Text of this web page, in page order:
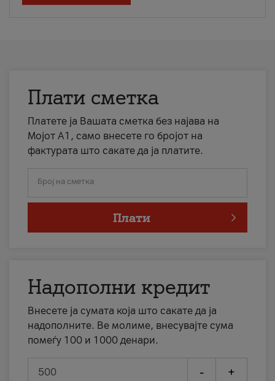
Плати сметка
Платете ја Вашата сметка без најава на
Мојот А1, само внесете го бројот на
фактурата што сакате да ја платите.
Број на сметка
Плати
Надополни кредит
Внесете ја сумата која што сакате да ја
надополните. Ве молиме, внесувајте сума
помеѓу 100 и 1000 денари.
- +